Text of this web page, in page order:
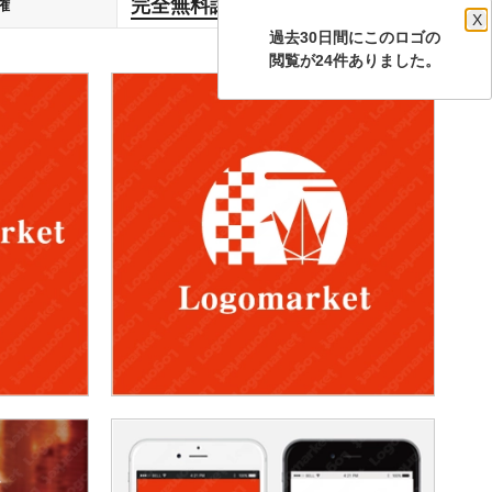
過去30日間にこのロゴの
X
閲覧が24件ありました。